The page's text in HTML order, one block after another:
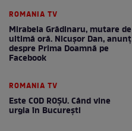
ROMANIA TV
Mirabela Grădinaru, mutare de
ultimă oră. Nicuşor Dan, anunţ
despre Prima Doamnă pe
Facebook
ROMANIA TV
Este COD ROŞU. Când vine
urgia în Bucureşti